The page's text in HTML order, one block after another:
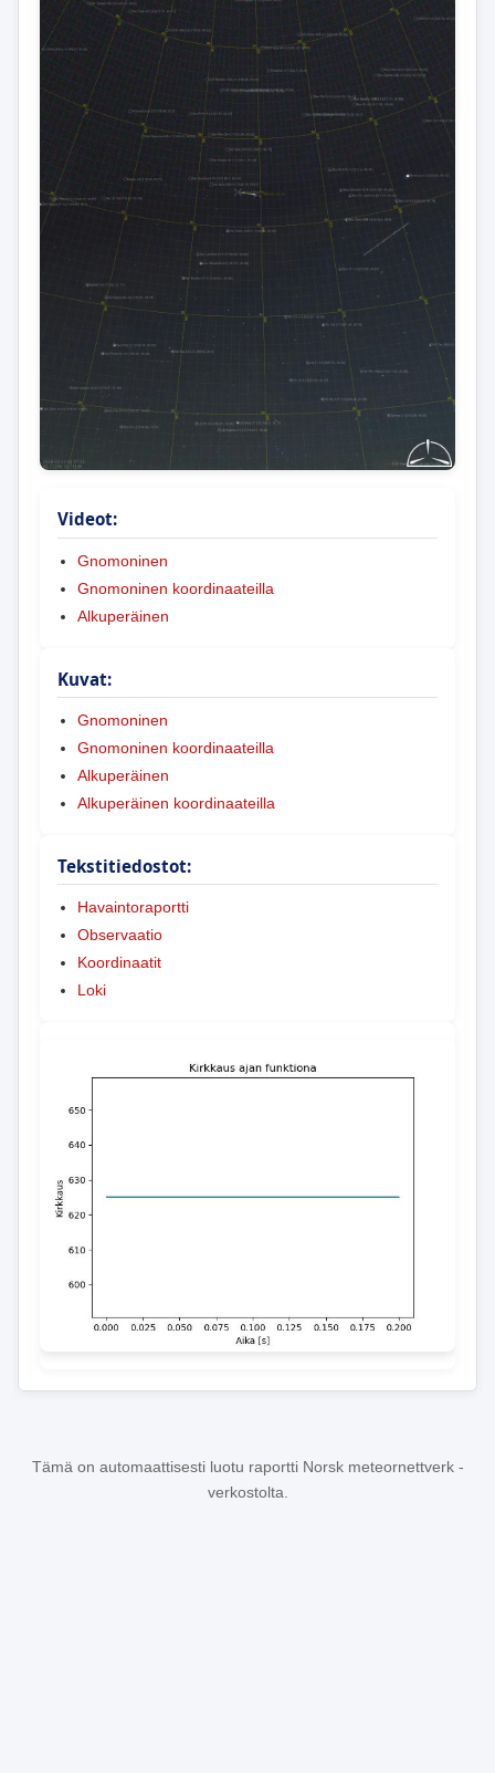
Videot:
Gnomoninen
Gnomoninen koordinaateilla
Alkuperäinen
Kuvat:
Gnomoninen
Gnomoninen koordinaateilla
Alkuperäinen
Alkuperäinen koordinaateilla
Tekstitiedostot:
Havaintoraportti
Observaatio
Koordinaatit
Loki
Tämä on automaattisesti luotu raportti Norsk meteornettverk -
verkostolta.